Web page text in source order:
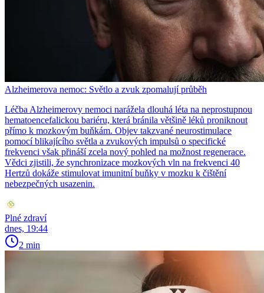
Alzheimerova nemoc: Světlo a zvuk zpomalují průběh
Léčba Alzheimerovy nemoci narážela dlouhá léta na neprostupnou
hematoencefalickou bariéru, která bránila většině léků proniknout
přímo k mozkovým buňkám. Objev takzvané neurostimulace
pomocí blikajícího světla a zvukových impulsů o specifické
frekvenci však přináší zcela nový pohled na možnost regenerace.
Vědci zjistili, že synchronizace mozkových vln na frekvenci 40
Hertzů dokáže stimulovat imunitní buňky v mozku k čištění
nebezpečných usazenin.
Plné zdraví
dnes, 19:44
2 min